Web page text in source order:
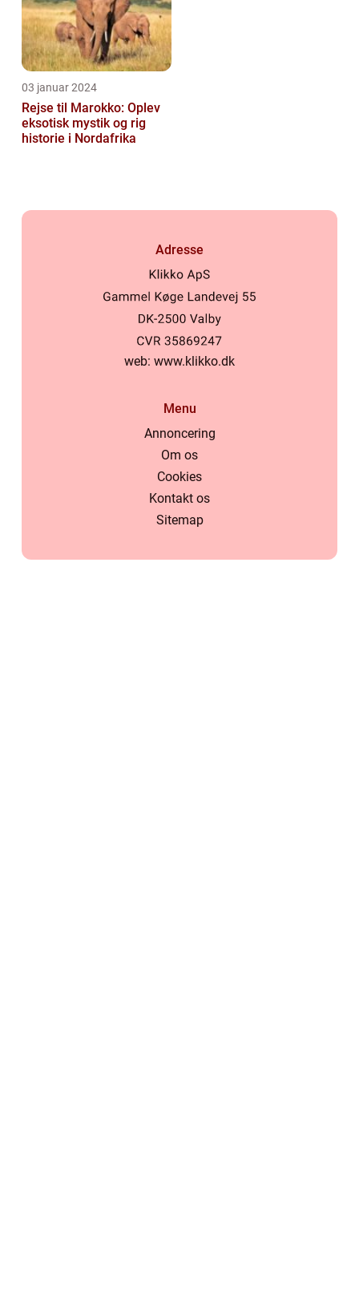
03 januar 2024
Rejse til Marokko: Oplev
eksotisk mystik og rig
historie i Nordafrika
Adresse
web: www.klikko.dk
Menu
Annoncering
Om os
Cookies
Kontakt os
Sitemap